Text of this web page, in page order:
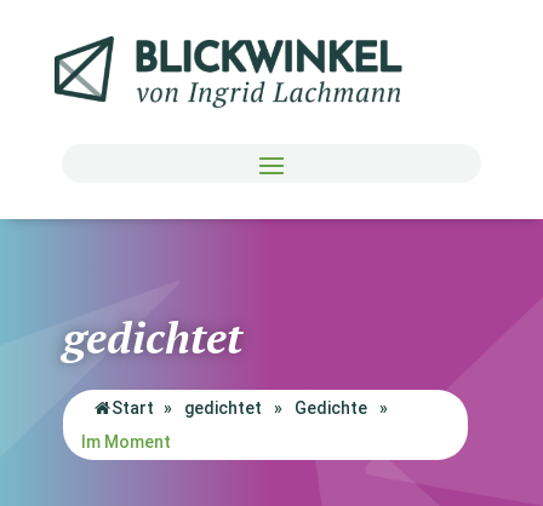
gedichtet
Start » gedichtet » Gedichte
»
Im Moment